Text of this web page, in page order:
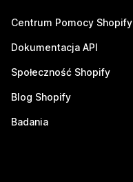
Centrum Pomocy Shopify
Dokumentacja API
Społeczność Shopify
Blog Shopify
Badania